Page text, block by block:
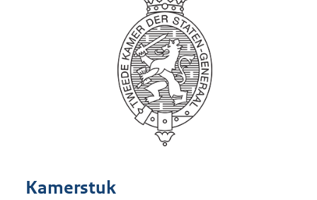
Kamerstuk